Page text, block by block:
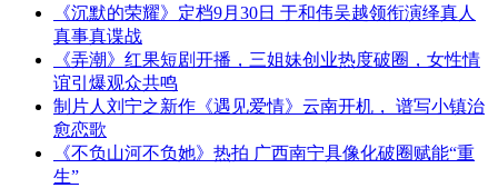
《沉默的荣耀》定档9月30日 于和伟吴越领衔演绎真人
真事真谍战
《弄潮》红果短剧开播，三姐妹创业热度破圈，女性情
谊引爆观众共鸣
制片人刘宁之新作《遇见爱情》云南开机， 谱写小镇治
愈恋歌
《不负山河不负她》热拍 广西南宁具像化破圈赋能“重
生”